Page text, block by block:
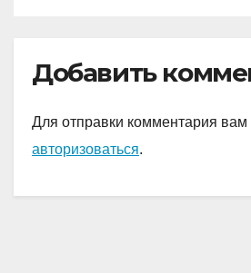
Добавить
Для отправки комментария
авторизоваться.